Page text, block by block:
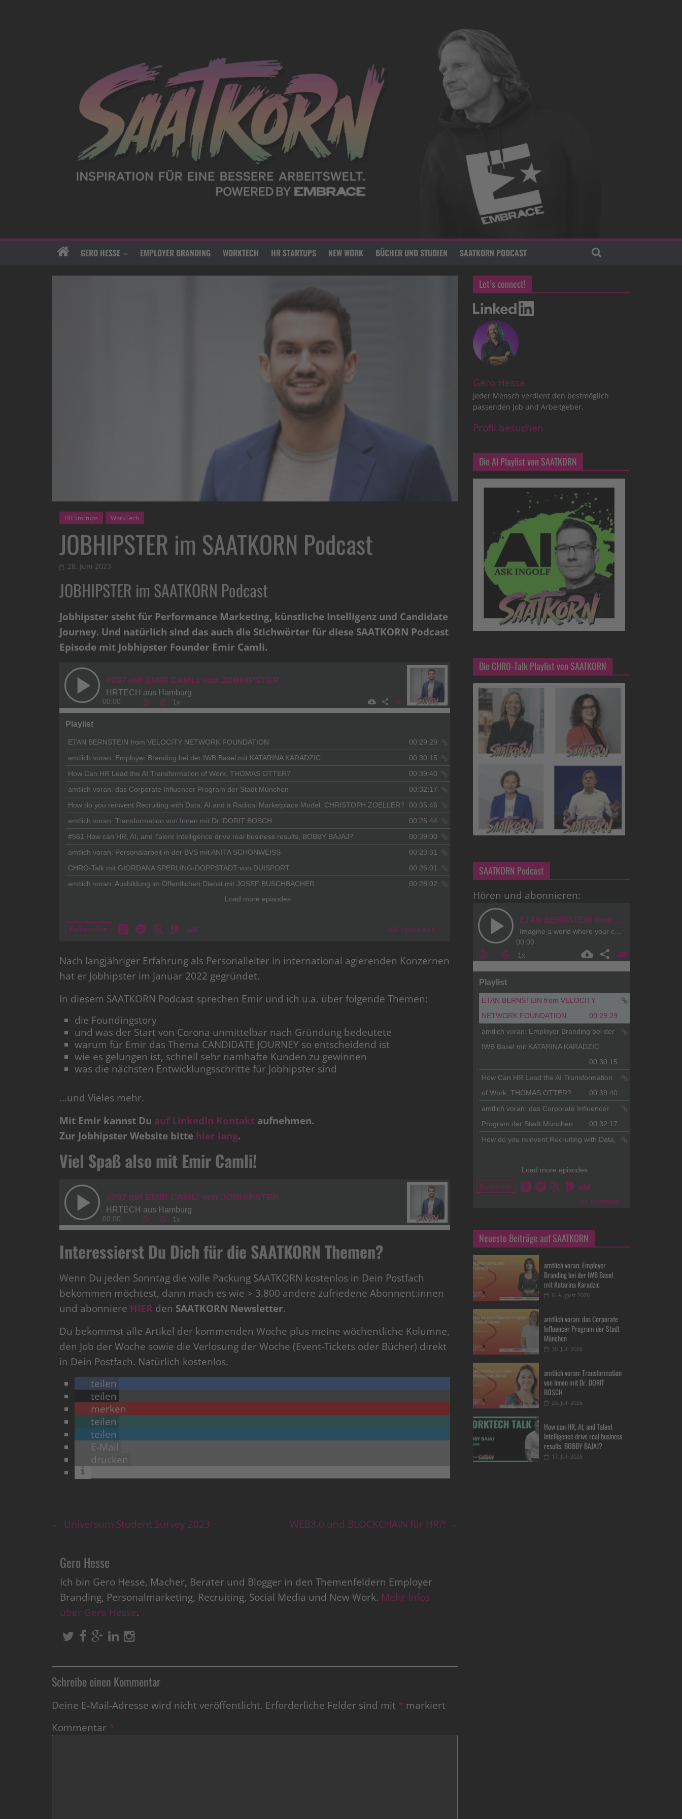
GERO HESSE EMPLOYER BRANDING WORKTECH HR STARTUPS NEW WORK BÜCHER UND STUDIEN SAATKORN PODCAST
HR Startups WorkTech
JOBHIPSTER im SAATKORN Podcast
28. Juni 2023
JOBHIPSTER im SAATKORN Podcast
Jobhipster steht für Performance Marketing, künstliche Intelligenz und Candidate
Journey. Und natürlich sind das auch die Stichwörter für diese SAATKORN Podcast
Episode mit Jobhipster Founder Emir Camli.
Nach langjähriger Erfahrung als Personalleiter in international agierenden Konzernen
hat er Jobhipster im Januar 2022 gegründet.
In diesem SAATKORN Podcast sprechen Emir und ich u.a. über folgende Themen:
die Foundingstory
und was der Start von Corona unmittelbar nach Gründung bedeutete
warum für Emir das Thema CANDIDATE JOURNEY so entscheidend ist
wie es gelungen ist, schnell sehr namhafte Kunden zu gewinnen
was die nächsten Entwicklungsschritte für Jobhipster sind
…und Vieles mehr.
Mit Emir kannst Du auf LinkedIn Kontakt aufnehmen.
Zur Jobhipster Website bitte hier lang.
Viel Spaß also mit Emir Camli!
Interessierst Du Dich für die SAATKORN Themen?
Wenn Du jeden Sonntag die volle Packung SAATKORN kostenlos in Dein Postfach
bekommen möchtest, dann mach es wie > 3.800 andere zufriedene Abonnent:innen
und abonniere HIER den SAATKORN Newsletter.
Du bekommst alle Artikel der kommenden Woche plus meine wöchentliche Kolumne,
den Job der Woche sowie die Verlosung der Woche (Event-Tickets oder Bücher) direkt
in Dein Postfach. Natürlich kostenlos.
teilen
teilen
merken
teilen
teilen
E-Mail
drucken
← Universum Student Survey 2023 WEB3.0 und BLOCKCHAIN für HR?! →
Gero Hesse
Ich bin Gero Hesse, Macher, Berater und Blogger in den Themenfeldern Employer
Branding, Personalmarketing, Recruiting, Social Media und New Work. Mehr Infos
über Gero Hesse.
Schreibe einen Kommentar
Deine E-Mail-Adresse wird nicht veröffentlicht. Erforderliche Felder sind mit * markiert
Kommentar *
Let’s connect!
Gero Hesse
Jeder Mensch verdient den bestmöglich
passenden Job und Arbeitgeber.
Profil besuchen
Die AI Playlist von SAATKORN
Die CHRO-Talk Playlist von SAATKORN
SAATKORN Podcast
Hören und abonnieren:
Neueste Beiträge auf SAATKORN
amtlich voran: Employer
Branding bei der IWB Basel
mit Katarina Karadzic
6. August 2026
amtlich voran: das Corporate
Influencer Program der Stadt
München
30. Juli 2026
amtlich voran: Transformation
von Innen mit Dr. DORIT
BOSCH
23. Juli 2026
How can HR, AI, and Talent
Intelligence drive real business
results, BOBBY BAJAJ?
17. Juli 2026